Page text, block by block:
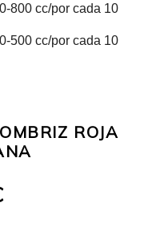
800 cc/por cada 10
500 cc/por cada 10
ROJA